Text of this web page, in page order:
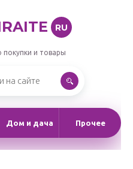
RU
и товары
Дом и дача Прочее